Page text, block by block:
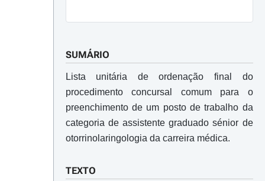
SUMÁRIO
Lista unitária de ordenação final do
procedimento concursal comum para o
preenchimento de um posto de trabalho da
categoria de assistente graduado sénior de
otorrinolaringologia da carreira médica.
TEXTO